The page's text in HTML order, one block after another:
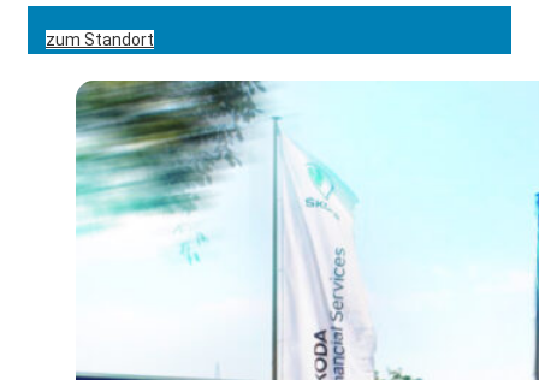
zum Standort